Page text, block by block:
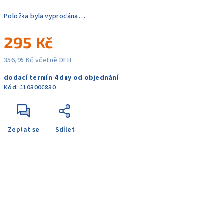
Položka byla vyprodána…
295 Kč
356,95 Kč včetně DPH
cena:
dodací termín 4 dny od objednání
Kód: 2103000830
Zeptat se Sdílet